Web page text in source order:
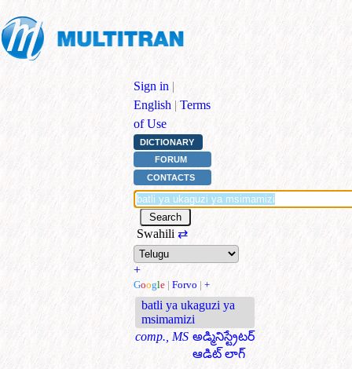
Sign in |
English | Terms
of Use
DICTIONARY
FORUM
CONTACTS
Swahili ⇄
+
Google | Forvo | +
batli ya ukaguzi ya
msimamizi
comp., MS అడ్మినిస్ట్రేటర్
ఆడిట్ లాగ్